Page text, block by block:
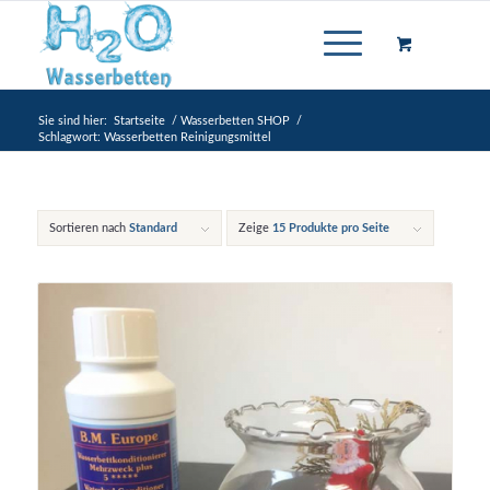
Sie sind hier: Startseite / Wasserbetten SHOP
/
Schlagwort: Wasserbetten Reinigungsmittel
Sortieren nach Standard Zeige 15 Produkte pro Seite